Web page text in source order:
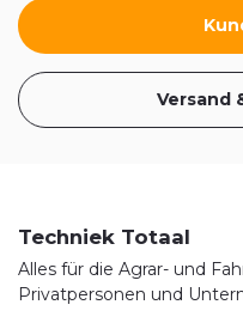
Versand
Techniek Totaal
Alles für die Agrar- und
Privatpersonen und